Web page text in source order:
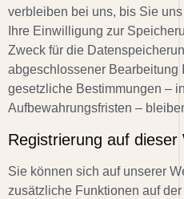
verbleiben bei uns, bis Sie
Ihre Einwilligung zur
Zweck für die
abgeschlossener Bearbeitung
gesetzliche Bestimmungen –
Aufbewahrungsfristen –
Registrierung auf dieser
Sie können sich auf unserer
zusätzliche Funktionen auf